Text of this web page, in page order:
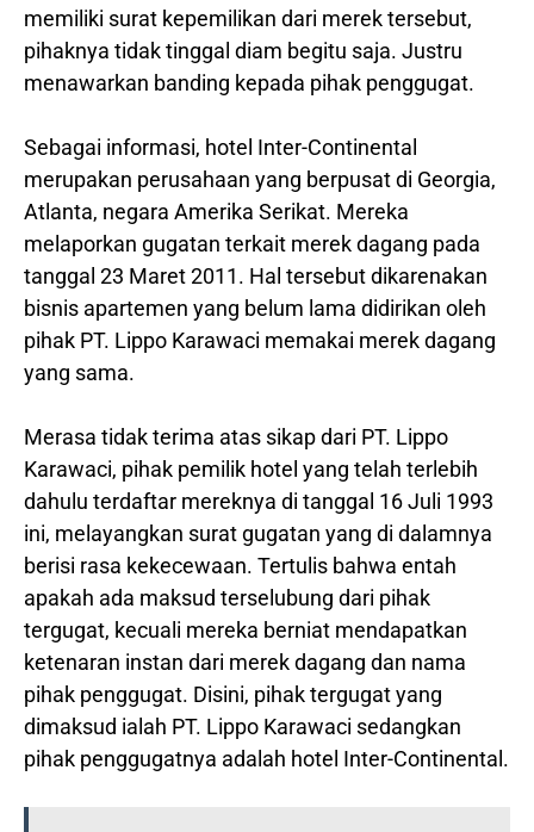
memiliki surat kepemilikan dari merek tersebut,
pihaknya tidak tinggal diam begitu saja. Justru
menawarkan banding kepada pihak penggugat.
Sebagai informasi, hotel Inter-Continental
merupakan perusahaan yang berpusat di Georgia,
Atlanta, negara Amerika Serikat. Mereka
melaporkan gugatan terkait merek dagang pada
tanggal 23 Maret 2011. Hal tersebut dikarenakan
bisnis apartemen yang belum lama didirikan oleh
pihak PT. Lippo Karawaci memakai merek dagang
yang sama.
Merasa tidak terima atas sikap dari PT. Lippo
Karawaci, pihak pemilik hotel yang telah terlebih
dahulu terdaftar mereknya di tanggal 16 Juli 1993
ini, melayangkan surat gugatan yang di dalamnya
berisi rasa kekecewaan. Tertulis bahwa entah
apakah ada maksud terselubung dari pihak
tergugat, kecuali mereka berniat mendapatkan
ketenaran instan dari merek dagang dan nama
pihak penggugat. Disini, pihak tergugat yang
dimaksud ialah PT. Lippo Karawaci sedangkan
pihak penggugatnya adalah hotel Inter-Continental.